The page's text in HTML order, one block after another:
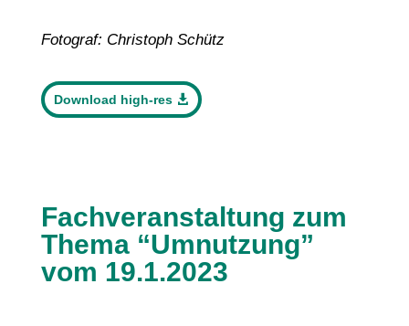
Fotograf: Christoph Schütz
Download high-res
Fachveranstaltung zum
Thema “Umnutzung”
vom 19.1.2023